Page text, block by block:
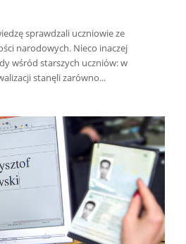
sprawdzali uczniowie ze
narodowych. Nieco inaczej
wśród starszych uczniów: w
stanęli zarówno...